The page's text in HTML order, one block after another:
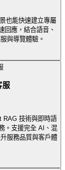
也能快速建立專屬
回應，結合語音、
與導覽體驗。
服
RAG 技術與即時語
。支援完全 AI、混
服務品質與客戶體